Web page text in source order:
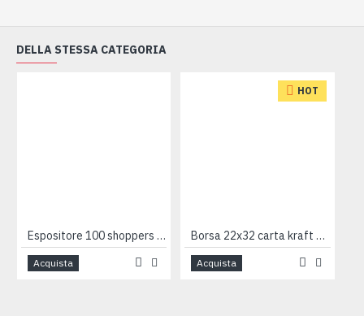
DELLA STESSA CATEGORIA
Espositore 100 shoppers NATALE
Acquista
HOT
Borsa 22x32 carta kraft avana 25pz
Acquista